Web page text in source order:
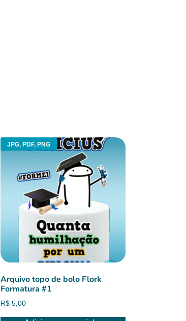
JPG, PDF, PNG
Arquivo topo de bolo Flork
Formatura #1
R$ 5,00